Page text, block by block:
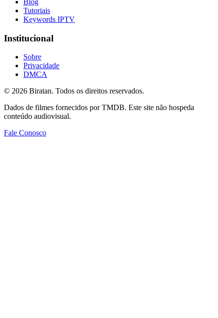
Blog
Tutoriais
Keywords IPTV
Institucional
Sobre
Privacidade
DMCA
© 2026 Biratan. Todos os direitos reservados.
Dados de filmes fornecidos por TMDB. Este site não hospeda
conteúdo audiovisual.
Fale Conosco